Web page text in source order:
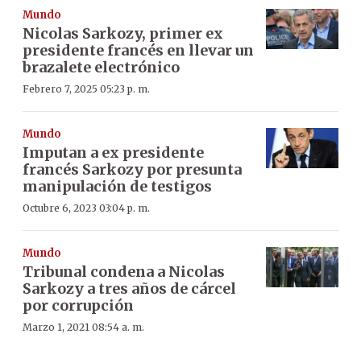
Mundo
Nicolas Sarkozy, primer ex
presidente francés en llevar un
brazalete electrónico
Febrero 7, 2025 05:23 p. m.
Mundo
Imputan a ex presidente
francés Sarkozy por presunta
manipulación de testigos
Octubre 6, 2023 03:04 p. m.
Mundo
Tribunal condena a Nicolas
Sarkozy a tres años de cárcel
por corrupción
Marzo 1, 2021 08:54 a. m.